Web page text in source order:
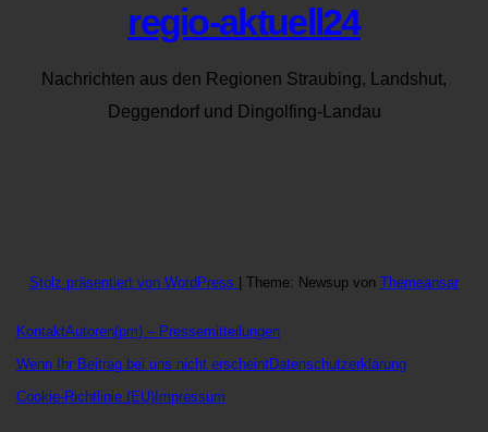
regio-aktuell24
Nachrichten aus den Regionen Straubing, Landshut,
Deggendorf und Dingolfing-Landau
Stolz präsentiert von WordPress Theme: Newsup von Themeansar
KontaktAutoren(pm) – Pressemitteilungen
Wenn Ihr Beitrag bei uns nicht erscheintDatenschutzerklärung
Cookie-Richtlinie (EU) Impressum